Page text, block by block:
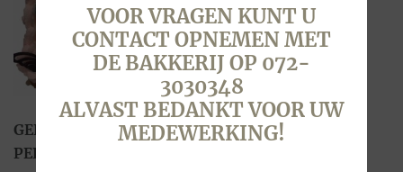
GENDER TAART, 28
PERSONEN
VOOR VRAGEN KUNT U
CONTACT OPNEMEN MET
DE BAKKERIJ OP 072-
3030348
ALVAST BEDANKT VOOR UW
MEDEWERKING!